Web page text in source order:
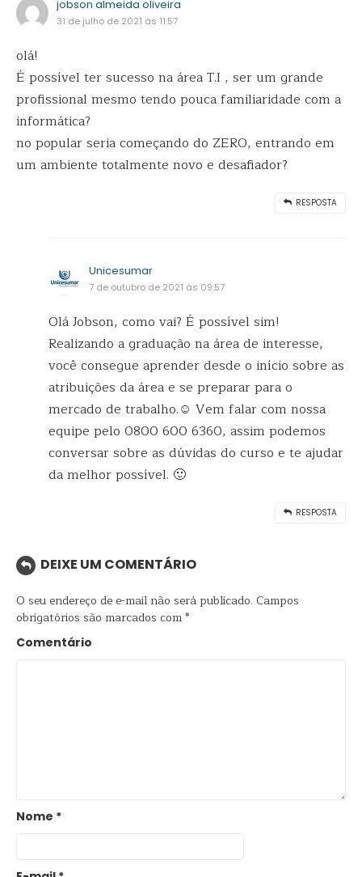
jobson almeida oliveira
31 de julho de 2021 ás 11:57
olá!
É possível ter sucesso na área T.I , ser um grande
profissional mesmo tendo pouca familiaridade com a
informática?
no popular seria começando do ZERO, entrando em
um ambiente totalmente novo e desafiador?
RESPOSTA
Unicesumar
7 de outubro de 2021 ás 09:57
Olá Jobson, como vai? É possível sim!
Realizando a graduação na área de interesse,
você consegue aprender desde o início sobre as
atribuições da área e se preparar para o
mercado de trabalho.☺️ Vem falar com nossa
equipe pelo 0800 600 6360, assim podemos
conversar sobre as dúvidas do curso e te ajudar
da melhor possível. 🙂
RESPOSTA
DEIXE UM COMENTÁRIO
O seu endereço de e-mail não será publicado. Campos
obrigatórios são marcados com*
Comentário
Nome *